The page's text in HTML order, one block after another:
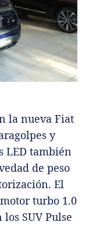
la nueva Fiat
y
LED también
de peso
El
turbo 1.0
SUV Pulse